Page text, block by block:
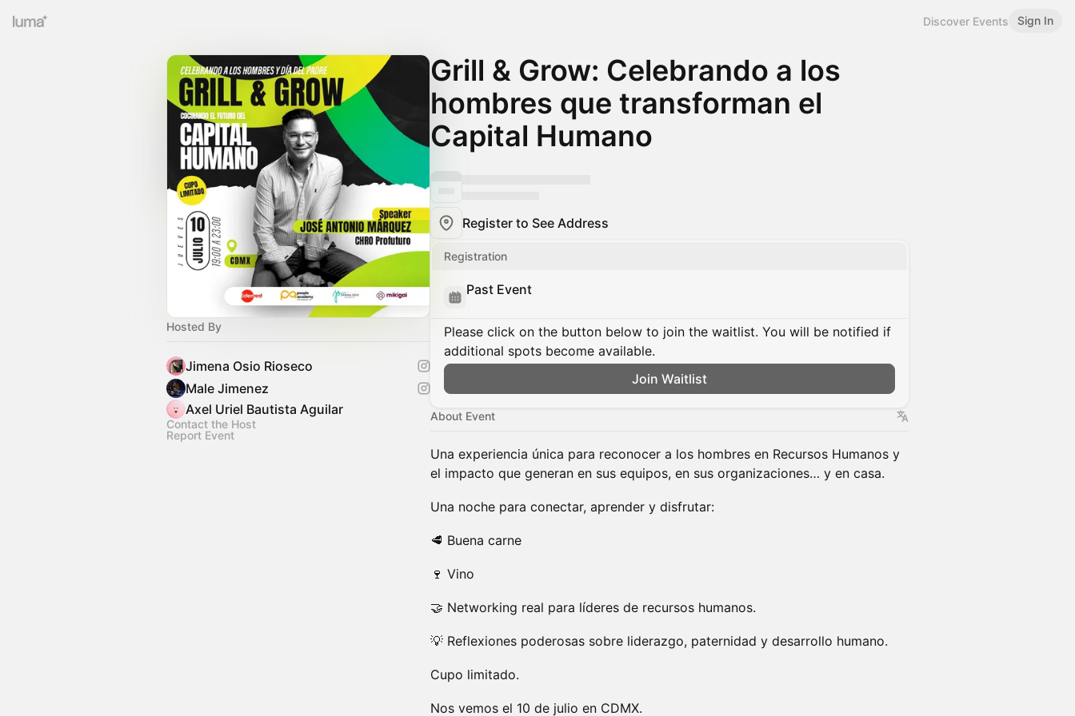
Discover Events Sign In
Hosted By
Jimena Osio Rioseco
Male Jimenez
Axel Uriel Bautista Aguilar
Contact the Host
Report Event
Grill & Grow: Celebrando a los
hombres que transforman el
Capital Humano
Register to See Address
Registration
Past Event
Please click on the button below to join the waitlist. You will be notified if
additional spots become available.
Join Waitlist
About Event
Una experiencia única para reconocer a los hombres en Recursos Humanos y
el impacto que generan en sus equipos, en sus organizaciones… y en casa.
Una noche para conectar, aprender y disfrutar:
🥩 Buena carne
🍷 Vino
🤝 Networking real para líderes de recursos humanos.
💡 Reflexiones poderosas sobre liderazgo, paternidad y desarrollo humano.
Cupo limitado.
Nos vemos el 10 de julio en CDMX.